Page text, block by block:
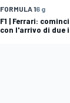
FORMULA 16 g
F1 | Ferrari:
con l'arrivo di due